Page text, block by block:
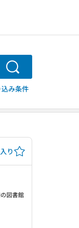
検索
み条件
り
図書館